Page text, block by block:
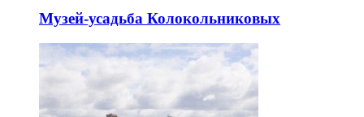
Музей-усадьба Колокольниковых